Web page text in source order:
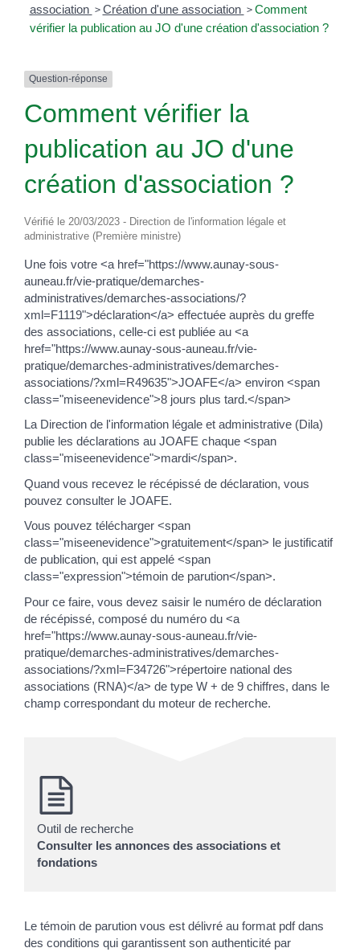
association > Création d'une association > Comment
vérifier la publication au JO d'une création d'association ?
Question-réponse
Comment vérifier la
publication au JO d'une
création d'association ?
Vérifié le 20/03/2023 - Direction de l'information légale et
administrative (Première ministre)
Une fois votre <a href="https://www.aunay-sous-
auneau.fr/vie-pratique/demarches-
administratives/demarches-associations/?
xml=F1119">déclaration</a> effectuée auprès du greffe
des associations, celle-ci est publiée au <a
href="https://www.aunay-sous-auneau.fr/vie-
pratique/demarches-administratives/demarches-
associations/?xml=R49635">JOAFE</a> environ <span
class="miseenevidence">8 jours plus tard.</span>
La Direction de l'information légale et administrative (Dila)
publie les déclarations au JOAFE chaque <span
class="miseenevidence">mardi</span>.
Quand vous recevez le récépissé de déclaration, vous
pouvez consulter le JOAFE.
Vous pouvez télécharger <span
class="miseenevidence">gratuitement</span> le justificatif
de publication, qui est appelé <span
class="expression">témoin de parution</span>.
Pour ce faire, vous devez saisir le numéro de déclaration
de récépissé, composé du numéro du <a
href="https://www.aunay-sous-auneau.fr/vie-
pratique/demarches-administratives/demarches-
associations/?xml=F34726">répertoire national des
associations (RNA)</a> de type W + de 9 chiffres, dans le
champ correspondant du moteur de recherche.
Outil de recherche
Consulter les annonces des associations et
fondations
Le témoin de parution vous est délivré au format pdf dans
des conditions qui garantissent son authenticité par